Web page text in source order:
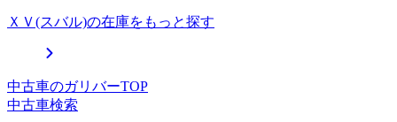
ＸＶ(スバル)の在庫をもっと探す
中古車のガリバーTOP
中古車検索